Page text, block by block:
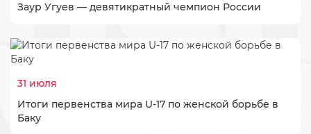
Заур Угуев — девятикратный чемпион России
31 июля
Итоги первенства мира U-17 по женской борьбе в
Баку